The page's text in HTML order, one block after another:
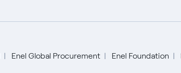
Enel Global Procurement Enel Foundation